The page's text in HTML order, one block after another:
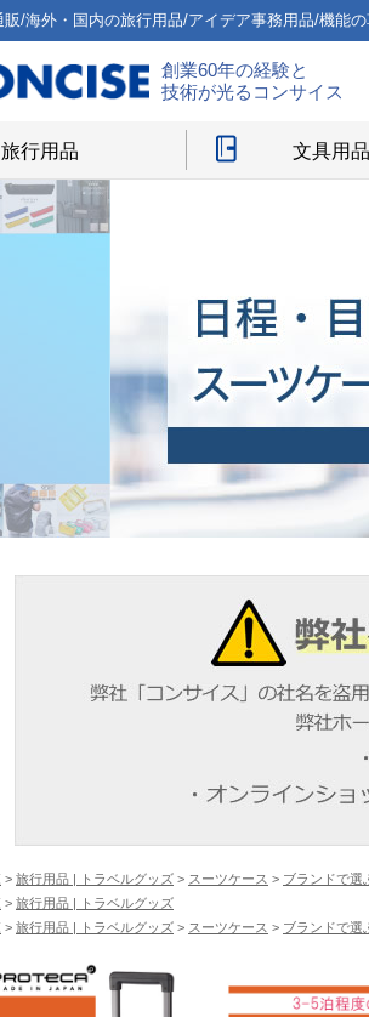
販/海外・国内の旅行用品/アイデア事務用品/機能
創業60年の経験と
技術が光るコンサイス
旅行用品 文具用品
> 旅行用品 | トラベルグッズ > スーツケース > ブランドで選
> 旅行用品 | トラベルグッズ
> 旅行用品 | トラベルグッズ > スーツケース > ブランドで選